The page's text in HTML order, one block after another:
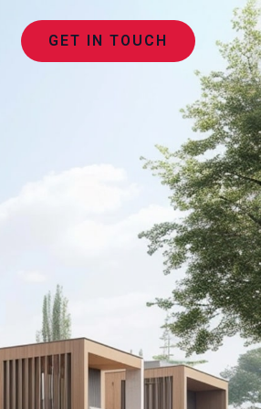
GET IN TOUCH